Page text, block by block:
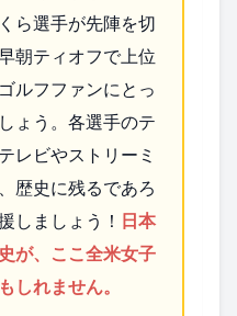
ら選手が先陣を切
朝ティオフで上位
ルフファンにとっ
ょう。各選手のテ
レビやストリーミ
歴史に残るであろ
しましょう！ 日本
が、ここ全米女子
しれません。